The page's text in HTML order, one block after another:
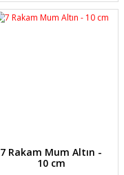
7 Rakam Mum Altın -
10 cm